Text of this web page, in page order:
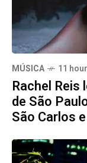
MÚSICA 11
Rachel Reis
de São
São Carlos